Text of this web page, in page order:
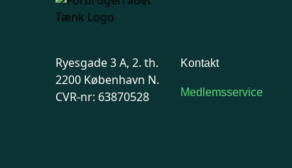
Ryesgade 3 A, 2. th.
2200 København N.
CVR-nr: 63870528
Kontakt
Medlemsservice